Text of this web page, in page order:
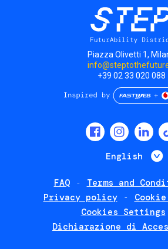
Piazza Olivetti 1,
+39 02 33 020 088
English
FAQ
Terms and
Privacy policy
Cookies Settings
Dichiarazione di